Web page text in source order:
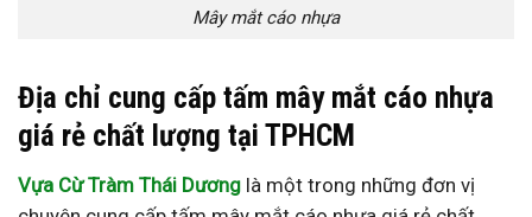
Mây mắt cáo nhựa
Địa chỉ cung cấp tấm mây mắt cáo nhựa
giá rẻ chất lượng tại TPHCM
Vựa Cừ Tràm Thái Dương là một trong những đơn vị